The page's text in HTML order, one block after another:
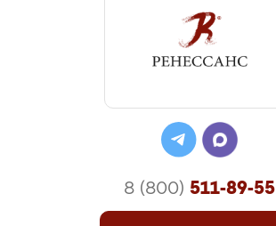
8 (800) 511-89-55